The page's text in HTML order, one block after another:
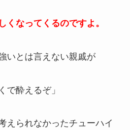
くなってくるのですよ。
いとは言えない親戚が
で酔えるぞ」
えられなかったチューハイ